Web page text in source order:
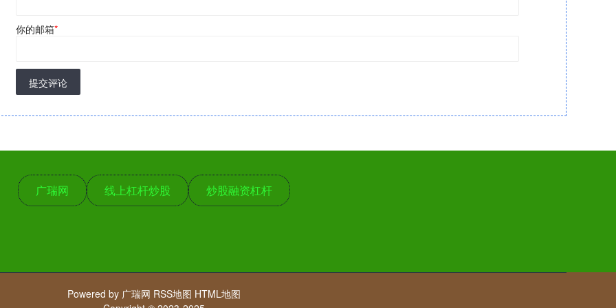
你的邮箱*
提交评论
广瑞网 线上杠杆炒股 炒股融资杠杆
Powered by 广瑞网 RSS地图 HTML地图